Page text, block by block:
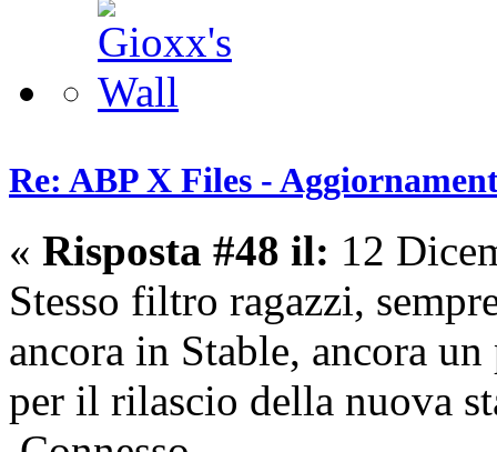
Re: ABP X Files -
« Risposta #48 il: 12
Stesso filtro ragazzi,
ancora in Stable, ancora
per il rilascio della nuova